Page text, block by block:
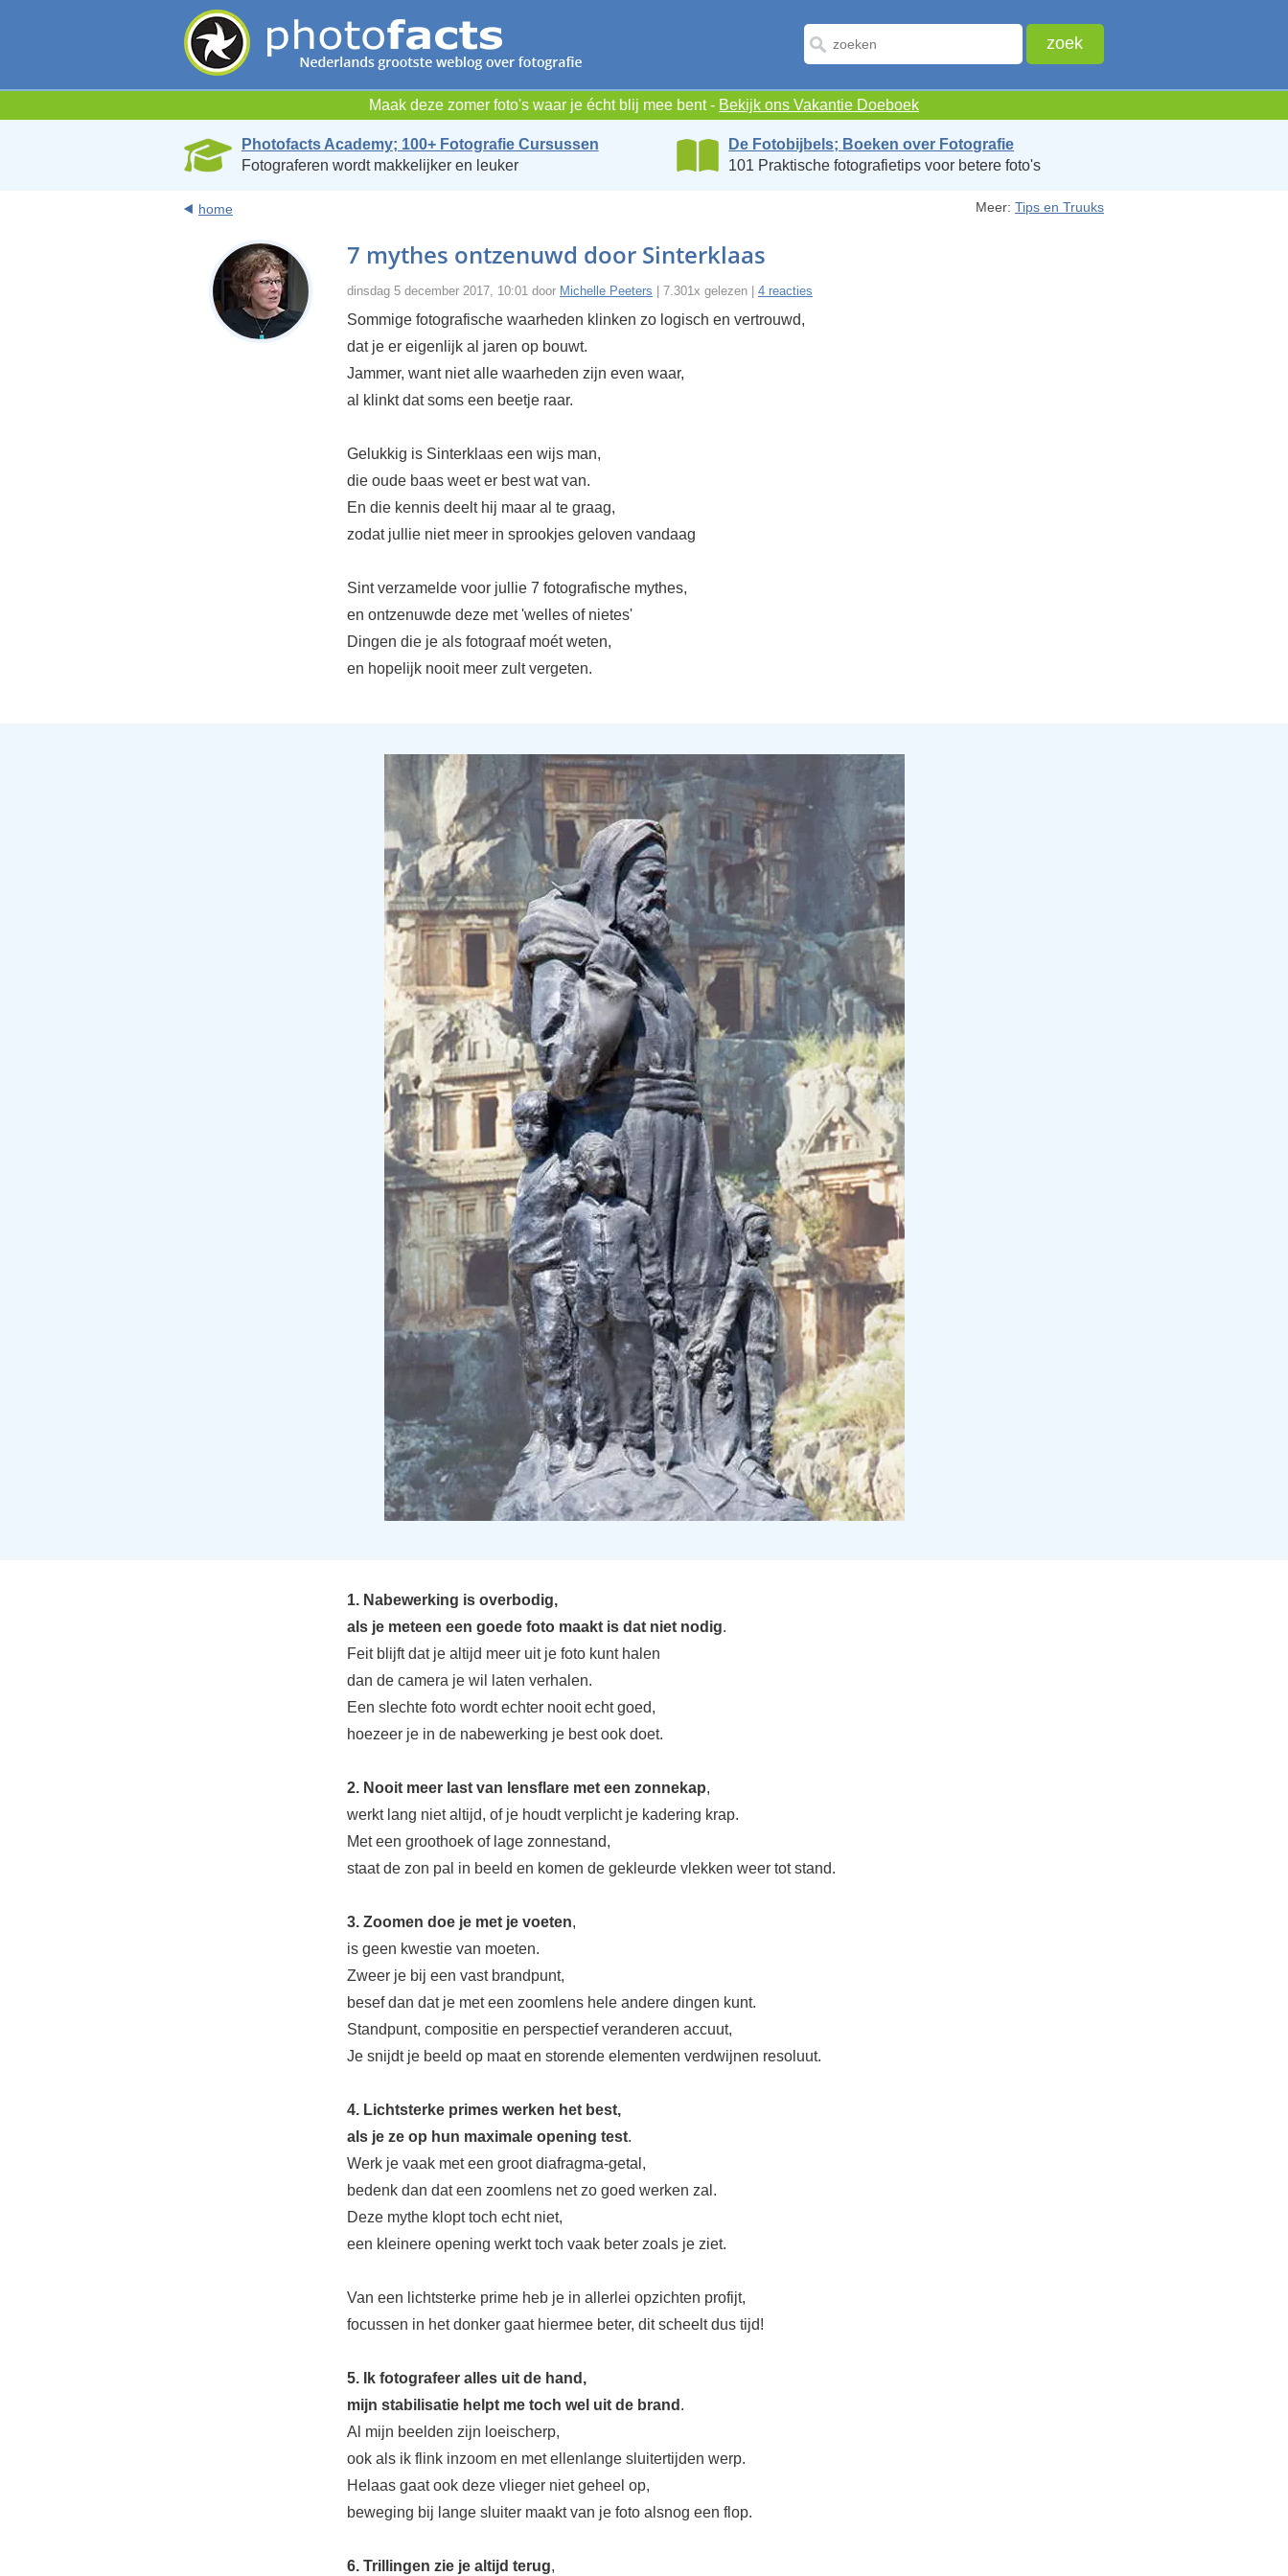
Maak deze zomer foto's waar je écht blij mee bent - Bekijk ons Vakantie Doeboek
Photofacts Academy; 100+ Fotografie Cursussen
Fotograferen wordt makkelijker en leuker
De Fotobijbels; Boeken over Fotografie
101 Praktische fotografietips voor betere foto's
home Meer: Tips en Truuks
7 mythes ontzenuwd door Sinterklaas
dinsdag 5 december 2017, 10:01 door Michelle Peeters | 7.301x gelezen | 4 reacties
Sommige fotografische waarheden klinken zo logisch en vertrouwd,
dat je er eigenlijk al jaren op bouwt.
Jammer, want niet alle waarheden zijn even waar,
al klinkt dat soms een beetje raar.
Gelukkig is Sinterklaas een wijs man,
die oude baas weet er best wat van.
En die kennis deelt hij maar al te graag,
zodat jullie niet meer in sprookjes geloven vandaag
Sint verzamelde voor jullie 7 fotografische mythes,
en ontzenuwde deze met 'welles of nietes'
Dingen die je als fotograaf moét weten,
en hopelijk nooit meer zult vergeten.
1. Nabewerking is overbodig,
als je meteen een goede foto maakt is dat niet nodig.
Feit blijft dat je altijd meer uit je foto kunt halen
dan de camera je wil laten verhalen.
Een slechte foto wordt echter nooit echt goed,
hoezeer je in de nabewerking je best ook doet.
2. Nooit meer last van lensflare met een zonnekap,
werkt lang niet altijd, of je houdt verplicht je kadering krap.
Met een groothoek of lage zonnestand,
staat de zon pal in beeld en komen de gekleurde vlekken weer tot stand.
3. Zoomen doe je met je voeten,
is geen kwestie van moeten.
Zweer je bij een vast brandpunt,
besef dan dat je met een zoomlens hele andere dingen kunt.
Standpunt, compositie en perspectief veranderen accuut,
Je snijdt je beeld op maat en storende elementen verdwijnen resoluut.
4. Lichtsterke primes werken het best,
als je ze op hun maximale opening test.
Werk je vaak met een groot diafragma-getal,
bedenk dan dat een zoomlens net zo goed werken zal.
Deze mythe klopt toch echt niet,
een kleinere opening werkt toch vaak beter zoals je ziet.
Van een lichtsterke prime heb je in allerlei opzichten profijt,
focussen in het donker gaat hiermee beter, dit scheelt dus tijd!
5. Ik fotografeer alles uit de hand,
mijn stabilisatie helpt me toch wel uit de brand .
Al mijn beelden zijn loeischerp,
ook als ik flink inzoom en met ellenlange sluitertijden werp.
Helaas gaat ook deze vlieger niet geheel op,
beweging bij lange sluiter maakt van je foto alsnog een flop.
6. Trillingen zie je altijd terug,